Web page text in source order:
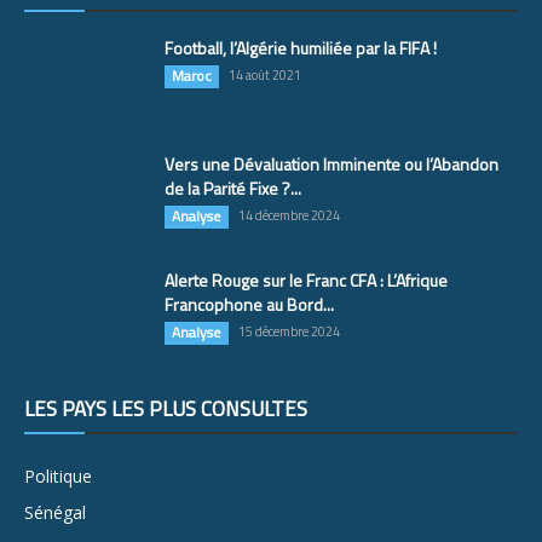
Football, l’Algérie humiliée par la FIFA !
Maroc 14 août 2021
Vers une Dévaluation Imminente ou l’Abandon
de la Parité Fixe ?...
Analyse 14 décembre 2024
Alerte Rouge sur le Franc CFA : L’Afrique
Francophone au Bord...
Analyse 15 décembre 2024
LES PAYS LES PLUS CONSULTÉS
Politique
Sénégal